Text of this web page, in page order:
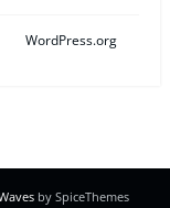
WordPress.org
by SpiceThemes